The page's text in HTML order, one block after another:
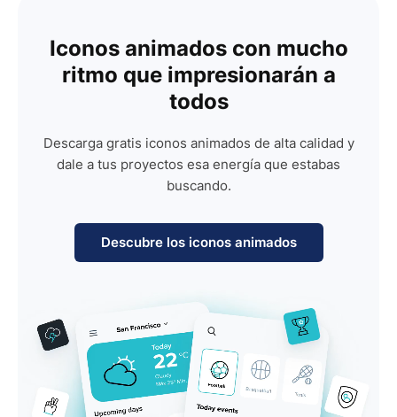
Iconos animados con mucho
ritmo que impresionarán a
todos
Descarga gratis iconos animados de alta calidad y
dale a tus proyectos esa energía que estabas
buscando.
Descubre los iconos animados